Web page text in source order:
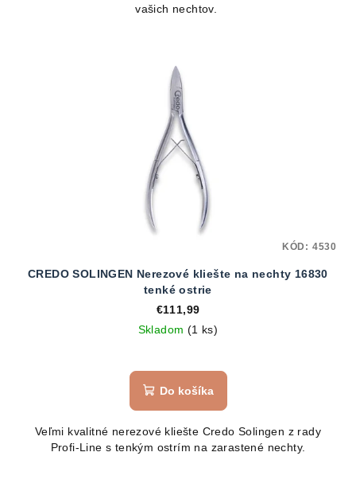
vašich nechtov.
CREDO SOLINGEN Nerezové kliešte na nechty 16830
tenké ostrie
€111,99
Skladom (1 ks)
Do košíka
Veľmi kvalitné nerezové kliešte Credo Solingen z rady
Profi-Line s tenkým ostrím na zarastené nechty.
KÓD: 4530